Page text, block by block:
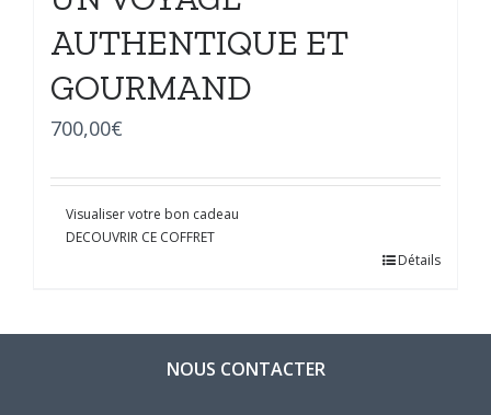
AUTHENTIQUE ET
GOURMAND
700,00€
Visualiser votre bon cadeau
DECOUVRIR CE COFFRET
Détails
NOUS CONTACTER